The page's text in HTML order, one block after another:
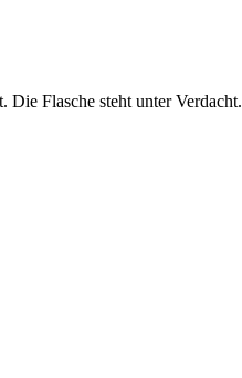
Die Flasche steht unter Verdacht.